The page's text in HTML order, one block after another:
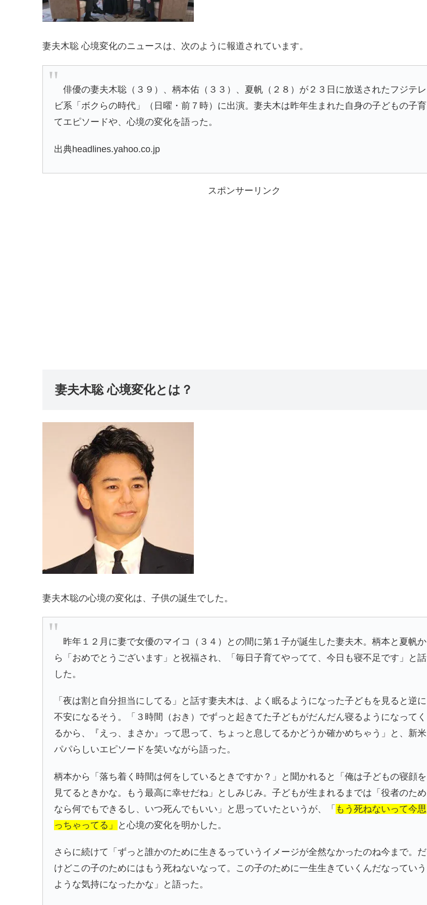
妻夫木聡 心境変化のニュースは、次のように報道されています。
俳優の妻夫木聡（３９）、柄本佑（３３）、夏帆（２８）が２３日に放送されたフジテレ
ビ系「ボクらの時代」（日曜・前７時）に出演。妻夫木は昨年生まれた自身の子どもの子育
てエピソードや、心境の変化を語った。
出典headlines.yahoo.co.jp
スポンサーリンク
妻夫木聡 心境変化とは？
妻夫木聡の心境の変化は、子供の誕生でした。
昨年１２月に妻で女優のマイコ（３４）との間に第１子が誕生した妻夫木。柄本と夏帆か
ら「おめでとうございます」と祝福され、「毎日子育てやってて、今日も寝不足です」と話
した。
「夜は割と自分担当にしてる」と話す妻夫木は、よく眠るようになった子どもを見ると逆に
不安になるそう。「３時間（おき）でずっと起きてた子どもがだんだん寝るようになってく
るから、『えっ、まさか』って思って、ちょっと息してるかどうか確かめちゃう」と、新米
パパらしいエピソードを笑いながら語った。
柄本から「落ち着く時間は何をしているときですか？」と聞かれると「俺は子どもの寝顔を
見てるときかな。もう最高に幸せだね」としみじみ。子どもが生まれるまでは「役者のため
なら何でもできるし、いつ死んでもいい」と思っていたというが、「 もう死ねないって今思
っちゃってる」
と心境の変化を明かした。
さらに続けて「ずっと誰かのために生きるっていうイメージが全然なかったのね今まで。だ
けどこの子のためにはもう死ねないなって。この子のために一生生きていくんだなっていう
ような気持になったかな」と語った。